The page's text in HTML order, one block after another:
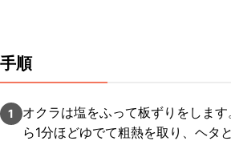
手順
1
オクラは塩をふって板ずりをしま
ら1分ほどゆでて粗熱を取り、ヘタ